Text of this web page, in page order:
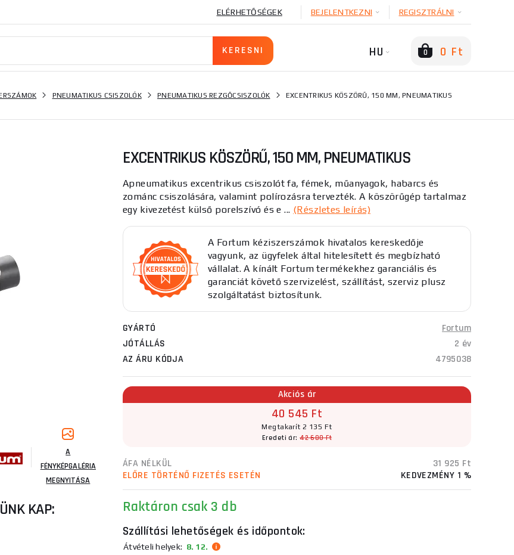
ELÉRHETŐSÉGEK BEJELENTKEZNI REGISZTRÁLNI
HU 0 0 Ft
PNEUMATIKUS CSISZOLÓK PNEUMATIKUS REZGŐCSISZOLÓK EXCENTRIKUS KÖSZÖRŰ, 150 MM, PNEUMATIKUS
A
FÉNYKÉPGALÉRIA
MEGNYITÁSA
KAP:
EXCENTRIKUS KÖSZÖRŰ, 150 MM, PNEUMATIKUS
Apneumatikus excentrikus csiszolót fa, fémek, műanyagok, habarcs és
zománc csiszolására, valamint polírozásra tervezték. A köszörűgép tartalmaz
egy kivezetést külső porelszívó és e ... (Részletes leírás)
A Fortum kéziszerszámok hivatalos kereskedője
vagyunk, az ügyfelek által hitelesített és megbízható
vállalat. A kínált Fortum termékekhez garanciális és
garanciát követő szervizelést, szállítást, szerviz plusz
szolgáltatást biztosítunk.
GYÁRTÓ
Fortum
JÓTÁLLÁS
2 év
AZ ÁRU KÓDJA
4795038
Akciós ár
40 545 Ft
Megtakarít 2 135 Ft
Eredeti ár:42 680 Ft
ÁFA NÉLKÜL
31 925 Ft
ELŐRE TÖRTÉNŐ FIZETÉS ESETÉN
KEDVEZMÉNY 1 %
Raktáron csak 3 db
Szállítási lehetőségek és időpontok:
Átvételi helyek: 8. 12.